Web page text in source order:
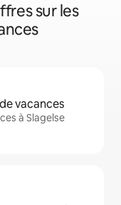
sur les
vacances
à Slagelse